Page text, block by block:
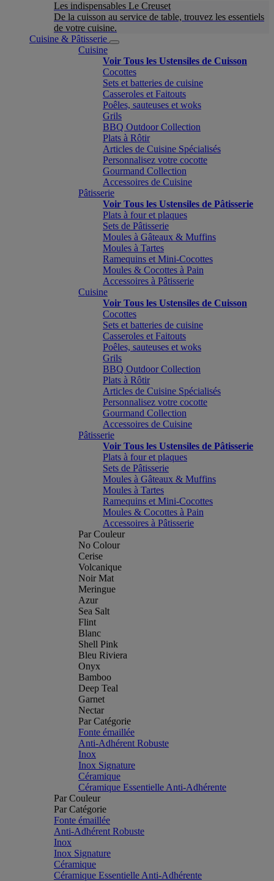
Les indispensables Le Creuset
De la cuisson au service de table, trouvez les essentiels
de votre cuisine.
Cuisine & Pâtisserie
Cuisine
Voir Tous les Ustensiles de Cuisson
Cocottes
Sets et batteries de cuisine
Casseroles et Faitouts
Poêles, sauteuses et woks
Grils
BBQ Outdoor Collection
Plats à Rôtir
Articles de Cuisine Spécialisés
Personnalisez votre cocotte
Gourmand Collection
Accessoires de Cuisine
Pâtisserie
Voir Tous les Ustensiles de Pâtisserie
Plats à four et plaques
Sets de Pâtisserie
Moules à Gâteaux & Muffins
Moules à Tartes
Ramequins et Mini-Cocottes
Moules & Cocottes à Pain
Accessoires à Pâtisserie
Cuisine
Voir Tous les Ustensiles de Cuisson
Cocottes
Sets et batteries de cuisine
Casseroles et Faitouts
Poêles, sauteuses et woks
Grils
BBQ Outdoor Collection
Plats à Rôtir
Articles de Cuisine Spécialisés
Personnalisez votre cocotte
Gourmand Collection
Accessoires de Cuisine
Pâtisserie
Voir Tous les Ustensiles de Pâtisserie
Plats à four et plaques
Sets de Pâtisserie
Moules à Gâteaux & Muffins
Moules à Tartes
Ramequins et Mini-Cocottes
Moules & Cocottes à Pain
Accessoires à Pâtisserie
Par Couleur
No Colour
Cerise
Volcanique
Noir Mat
Meringue
Azur
Sea Salt
Flint
Blanc
Shell Pink
Bleu Riviera
Onyx
Bamboo
Deep Teal
Garnet
Nectar
Par Catégorie
Fonte émaillée
Anti-Adhérent Robuste
Inox
Inox Signature
Céramique
Céramique Essentielle Anti-Adhérente
Par Couleur
Par Catégorie
Fonte émaillée
Anti-Adhérent Robuste
Inox
Inox Signature
Céramique
Céramique Essentielle Anti-Adhérente